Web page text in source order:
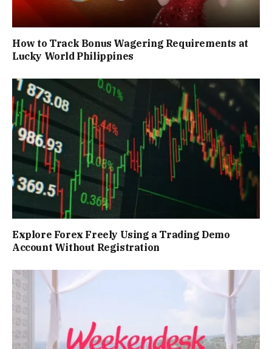
How to Track Bonus Wagering Requirements at
Lucky World Philippines
Explore Forex Freely Using a Trading Demo
Account Without Registration